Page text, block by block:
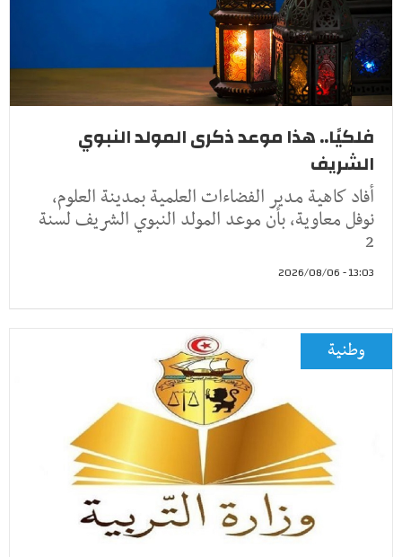
فلكيًا.. هذا موعد ذكرى المولد النبوي
الشريف
أفاد كاهية مدير الفضاءات العلمية بمدينة العلوم،
نوفل معاوية، بأن موعد المولد النبوي الشريف لسنة
2
13:03 - 2026/08/06
وطنية